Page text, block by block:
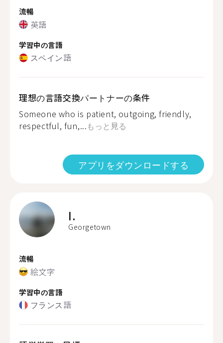
流暢
英語
学習中の言語
スペイン語
理想の言語交換パートナーの条件
Someone who is patient, outgoing, friendly,
respectful, fun,...もっと見る
アプリをダウンロードする
I.
Georgetown
流暢
絵文字
学習中の言語
フランス語